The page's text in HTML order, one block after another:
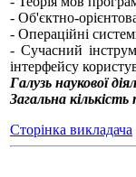
- Об'єктно-
- Операційні
- Сучасний
інтерфейсу
Галузь наукової
Загальна кількість
Сторінка викладача